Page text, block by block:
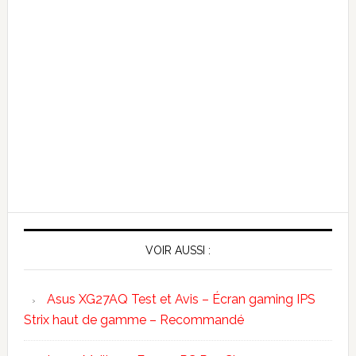
VOIR AUSSI :
Asus XG27AQ Test et Avis – Écran gaming IPS
Strix haut de gamme – Recommandé